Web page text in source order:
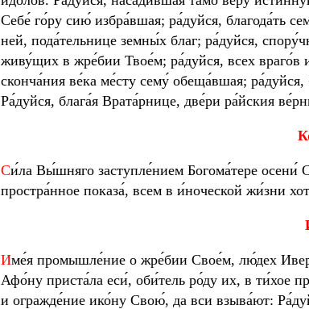
Себе́ го́ру сию́ избра́вшая; ра́дуйся, благода́ть
ней, пода́тельнице земны́х благ; ра́дуйся,
живу́щих в жре́бии Твое́м; ра́дуйся, всех
сконча́ния ве́ка ме́сту сему́ обеща́вшая;
Ра́дуйся, блага́я Врата́рнице, две́ри ра́йския
К
Си́ла Вы́шняго заступле́нием Богома́тере осени́
простра́нное показа́, всем в и́ноческой жи́зни
Име́я промышле́ние о жре́бии Свое́м, лю́дех
Афо́ну приста́ла еси́, оби́тель ро́ду их, в ти́хое
и огражде́ние ико́ну Свою́, да вси взыва́ют: